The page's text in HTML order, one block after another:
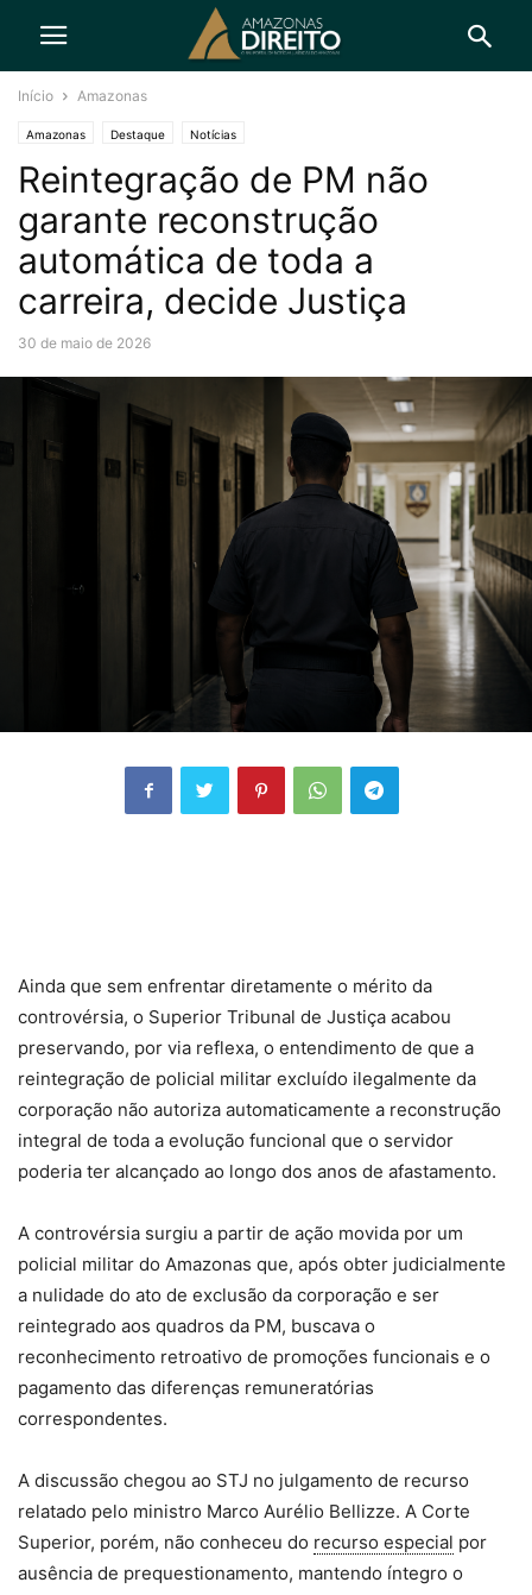
Início Amazonas
Amazonas Destaque Notícias
Reintegração de PM não
garante reconstrução
automática de toda a
carreira, decide Justiça
30 de maio de 2026
Ainda que sem enfrentar diretamente o mérito da
controvérsia, o Superior Tribunal de Justiça acabou
preservando, por via reflexa, o entendimento de que a
reintegração de policial militar excluído ilegalmente da
corporação não autoriza automaticamente a reconstrução
integral de toda a evolução funcional que o servidor
poderia ter alcançado ao longo dos anos de afastamento.
A controvérsia surgiu a partir de ação movida por um
policial militar do Amazonas que, após obter judicialmente
a nulidade do ato de exclusão da corporação e ser
reintegrado aos quadros da PM, buscava o
reconhecimento retroativo de promoções funcionais e o
pagamento das diferenças remuneratórias
correspondentes.
A discussão chegou ao STJ no julgamento de recurso
relatado pelo ministro Marco Aurélio Bellizze. A Corte
Superior, porém, não conheceu do recurso especial por
ausência de prequestionamento, mantendo íntegro o